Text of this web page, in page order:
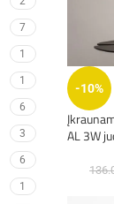
7
1
1
6
3
6
1
-10%
AL 3W